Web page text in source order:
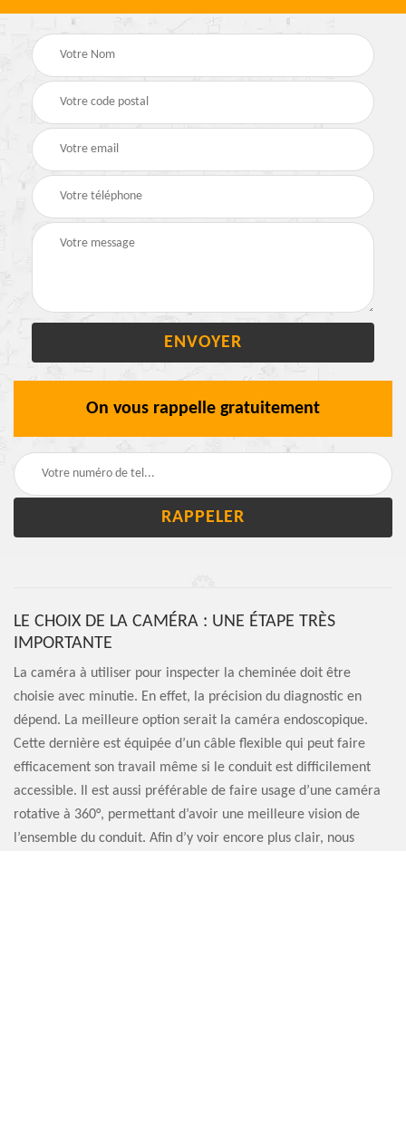
On vous rappelle gratuitement
LE CHOIX DE LA CAMÉRA : UNE ÉTAPE TRÈS
IMPORTANTE
La caméra à utiliser pour inspecter la cheminée doit être
choisie avec minutie. En effet, la précision du diagnostic en
dépend. La meilleure option serait la caméra endoscopique.
Cette dernière est équipée d’un câble flexible qui peut faire
efficacement son travail même si le conduit est difficilement
accessible. Il est aussi préférable de faire usage d’une caméra
rotative à 360°, permettant d’avoir une meilleure vision de
l’ensemble du conduit. Afin d’y voir encore plus clair, nous